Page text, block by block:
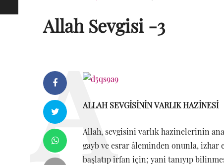
Allah Sevgisi -3
ALLAH SEVGİSİNİN VARLIK HAZİNESİ
Allah, sevgisini varlık hazinelerinin
gayb ve esrar âleminden onunla, izhar
başlatıp irfan için; yani tanıyıp